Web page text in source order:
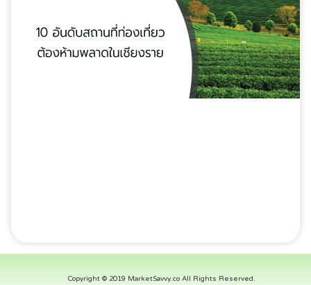
Copyright © 2019 MarketSavvy.co All Rights Reserved.